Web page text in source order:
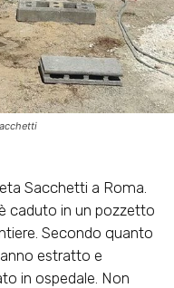
Sacchetti a Roma.
caduto in un pozzetto
Secondo quanto
estratto e
in ospedale. Non